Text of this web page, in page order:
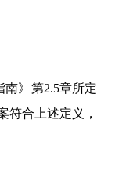
》第2.5章所定
符合上述定义，